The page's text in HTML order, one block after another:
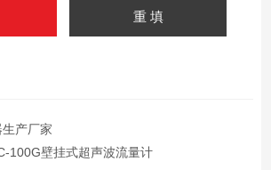
产厂家
100G壁挂式超声波流量计